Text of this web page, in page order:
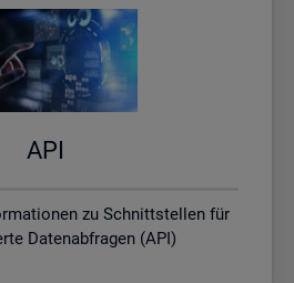
API
zu Schnittstellen für
Datenabfragen (API)